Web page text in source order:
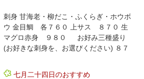
刺身 甘海老・柳だこ・ふくらぎ・ホウボ
ウ 金目鯛 各７６０ 上サス ８７０ 生
マグロ赤身 ９８０ お好み三種盛り
(お好きな刺身を、お選びください) ８７
七月二十四日のおすすめ